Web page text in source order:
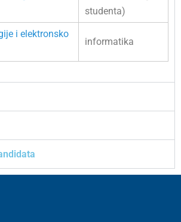
studenta)
i elektronsko
informatika